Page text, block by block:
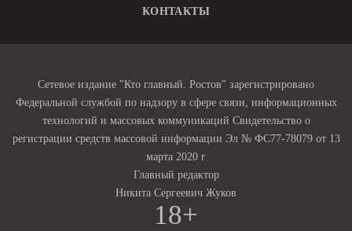
КОНТАКТЫ
Сетевое издание "Кто главный. Ростов" зарегистрировано
Федеральной службой по надзору в сфере связи, информационных
технологий и массовых коммуникаций Свидетельство о
регистрации средств массовой информации Эл № ФС77-78079 от 13
марта 2020 г
Главный редактор
Никита Сергеевич Жуков
18+